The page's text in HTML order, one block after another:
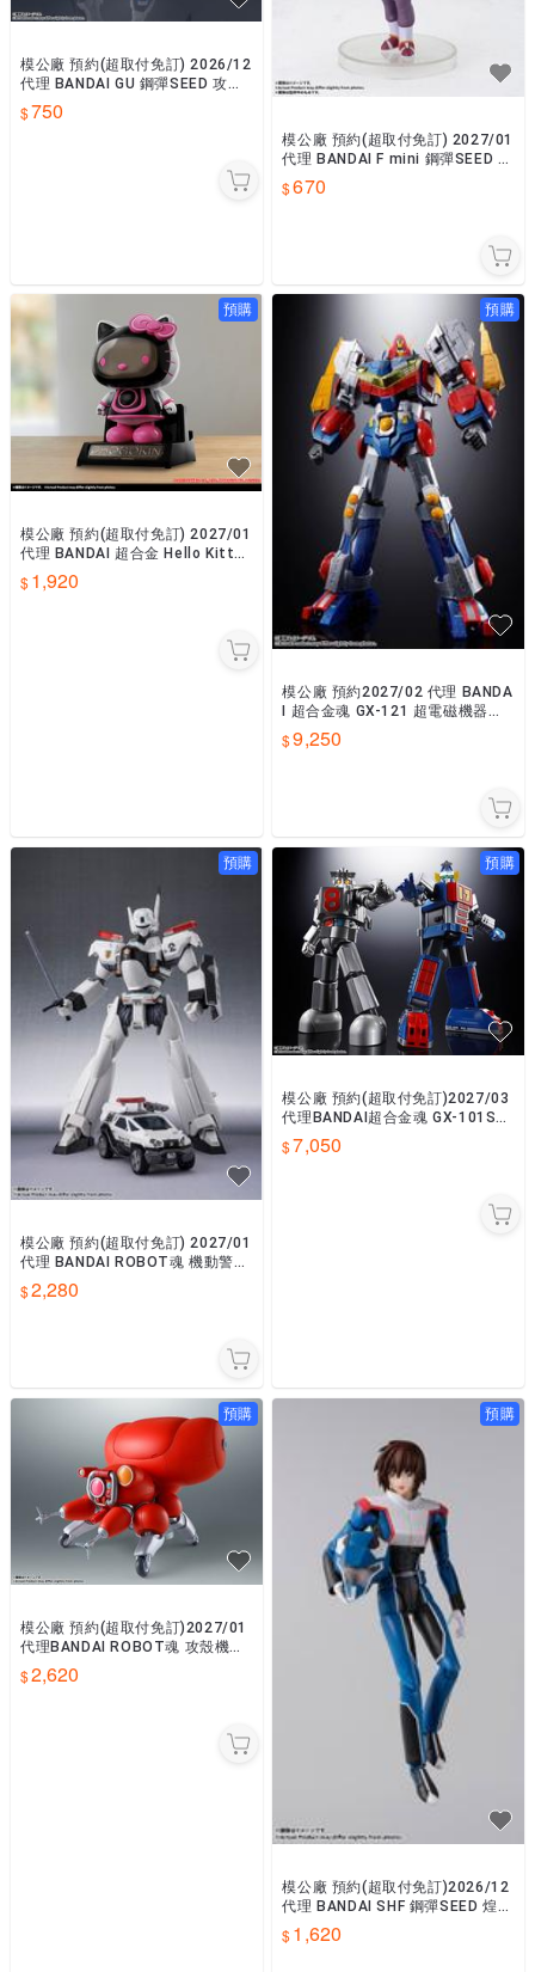
模公廠 預約(超取付免訂) 2026/12
代理 BANDAI GU 鋼彈SEED 攻擊
自由鋼彈 RENEWAL0810
750
模公廠 預約(超取付免訂) 2027/01
代理 BANDAI F mini 鋼彈SEED 露
娜瑪莉亞・霍克 0810
670
預購
模公廠 預約(超取付免訂) 2027/01
代理 BANDAI 超合金 Hello Kitty
凱蒂貓 2.0 0810
1,920
預購
模公廠 預約2027/02 代理 BANDA
I 超合金魂 GX-121 超電磁機器人
孔巴德拉V 孔巴德拉V6 0810
9,250
預購
模公廠 預約(超取付免訂) 2027/01
代理 BANDAI ROBOT魂 機動警察
EZY 英格蘭姆 2號機 0810
2,280
預購
模公廠 預約(超取付免訂)2027/03
代理BANDAI超合金魂 GX-101S
大鐵人17&18 重力子BOX0810
7,050
預購
模公廠 預約(超取付免訂)2027/01
代理BANDAI ROBOT魂 攻殼機動
隊(2026) 攻殼車 塔奇克馬0810
2,620
預購
模公廠 預約(超取付免訂)2026/12
代理 BANDAI SHF 鋼彈SEED 煌・
大和 歐普聯合首長國駕駛服0810
1,620